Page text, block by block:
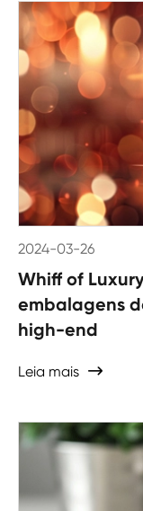
2024-03-26
Whiff of
embalagens
high-end
Leia mais 